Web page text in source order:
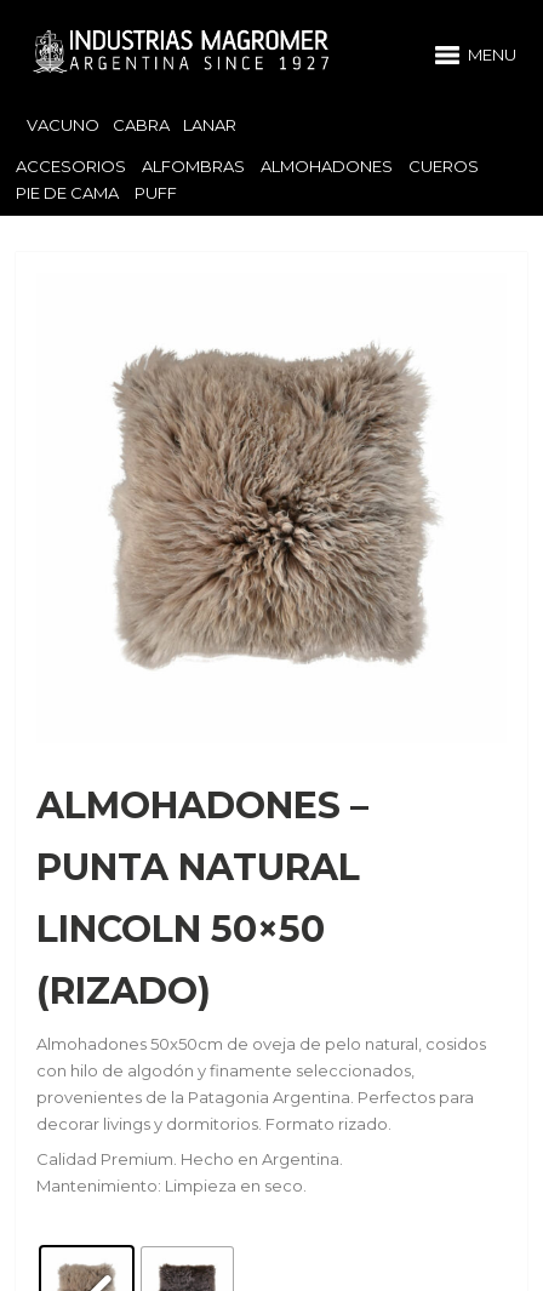
MENU
VACUNO CABRA LANAR
ACCESORIOS ALFOMBRAS ALMOHADONES
CUEROS
PIE DE CAMA
PUFF
ALMOHADONES –
PUNTA NATURAL
LINCOLN 50×50
(RIZADO)
Almohadones 50x50cm de oveja de pelo natural, cosidos
con hilo de algodón y finamente seleccionados,
provenientes de la Patagonia Argentina. Perfectos para
decorar livings y dormitorios. Formato rizado.
Calidad Premium. Hecho en Argentina.
Mantenimiento: Limpieza en seco.